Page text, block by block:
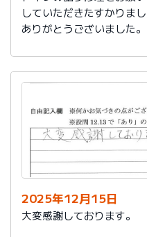
員の皆様にはどうぞくれ
お祈り申し上げます。
敬具
していただきたすかりまし
ありがとうございました。
2025年12月15日
大変感謝しております。